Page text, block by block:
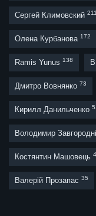
Сергей Климовский 211
Олена Курбанова 172
Ramis Yunus 138
Дмитро Вовнянко 73
Кирилл Данильченко
Володимир
Костянтин Машовець
Валерій Прозапас 35